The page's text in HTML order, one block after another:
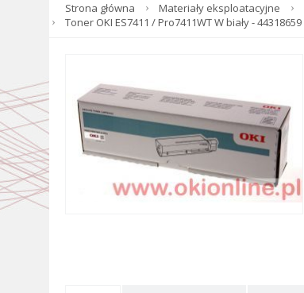
Strona główna Materiały eksploatacyjne
Toner OKI ES7411 / Pro7411WT W biały - 44318659